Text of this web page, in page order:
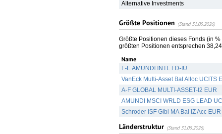
Alternative Investments
Größte Positionen (Stand 31.05.2026)
Größte Positionen dieses Fonds (in
größten Positionen entsprechen
Name
F-E AMUNDI INTL FD-IU
VanEck Multi-Asset Bal Alloc UCITS
A-F GLOBAL MULTI-ASSET-I2 EUR
AMUNDI MSCI WRLD ESG LEAD
Schroder ISF Glbl MA Bal IZ Acc EUR
Länderstruktur (Stand 31.05.2026)